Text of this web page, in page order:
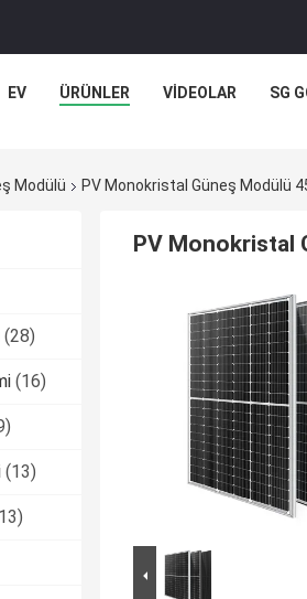
EV ÜRÜNLER VIDEOLAR SG
Modülü PV Monokristal Güneş Modülü
(28)
(16)
(13)
PV Monokristal